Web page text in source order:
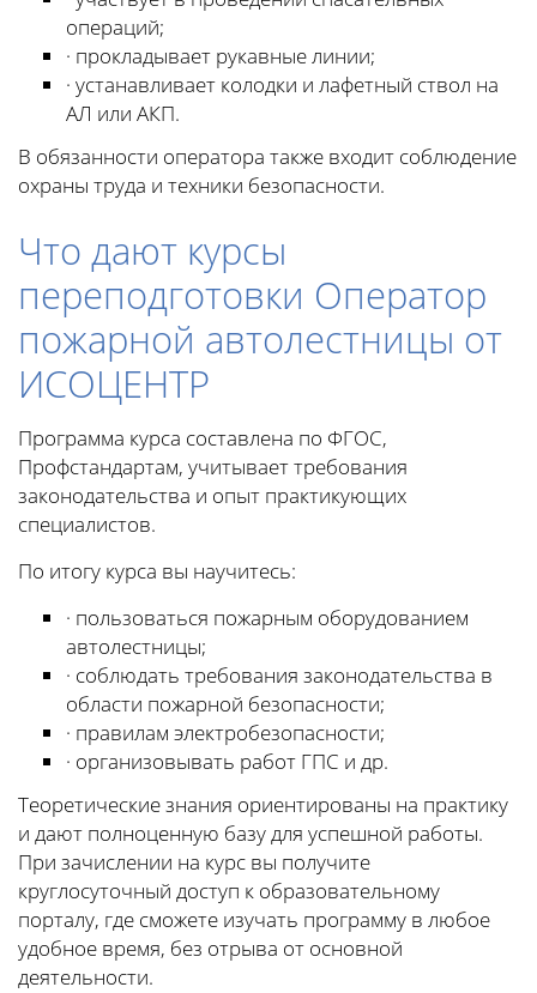
операций;
· прокладывает рукавные линии;
· устанавливает колодки и лафетный ствол на
АЛ или АКП.
В обязанности оператора также входит соблюдение
охраны труда и техники безопасности.
Что дают курсы
переподготовки Оператор
пожарной автолестницы от
ИСОЦЕНТР
Программа курса составлена по ФГОС,
Профстандартам, учитывает требования
законодательства и опыт практикующих
специалистов.
По итогу курса вы научитесь:
· пользоваться пожарным оборудованием
автолестницы;
· соблюдать требования законодательства в
области пожарной безопасности;
· правилам электробезопасности;
· организовывать работ ГПС и др.
Теоретические знания ориентированы на практику
и дают полноценную базу для успешной работы.
При зачислении на курс вы получите
круглосуточный доступ к образовательному
порталу, где сможете изучать программу в любое
удобное время, без отрыва от основной
деятельности.